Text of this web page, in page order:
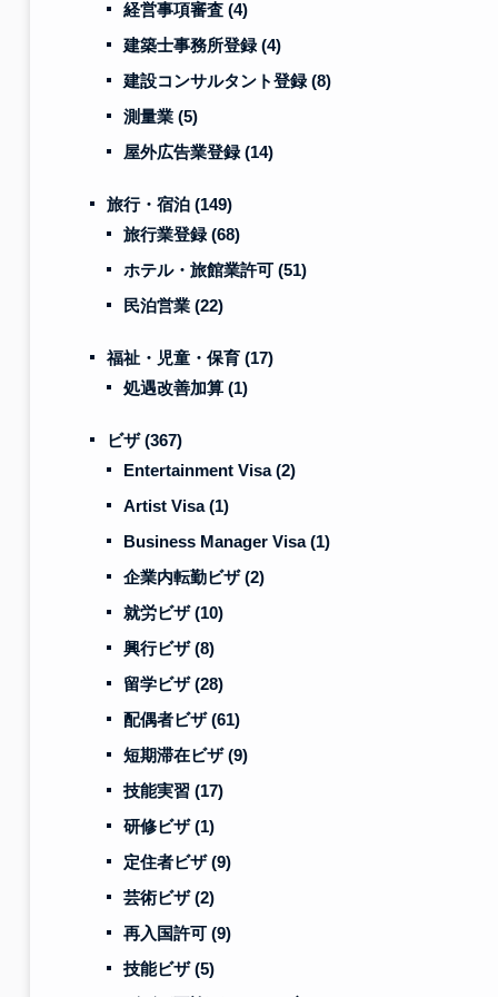
経営事項審査 (4)
建築士事務所登録(4)
建設コンサルタント登録(8)
測量業 (5)
屋外広告業登録(14)
旅行・宿泊 (149)
旅行業登録(68)
ホテル・旅館業許可 (51)
民泊営業 (22)
福祉・児童・保育 (17)
処遇改善加算 (1)
ビザ(367)
Entertainment Visa(2)
Artist Visa(1)
Business Manager Visa(1)
企業内転勤ビザ(2)
就労ビザ(10)
興行ビザ(8)
留学ビザ(28)
配偶者ビザ(61)
短期滞在ビザ(9)
技能実習 (17)
研修ビザ(1)
定住者ビザ(9)
芸術ビザ(2)
再入国許可 (9)
技能ビザ(5)